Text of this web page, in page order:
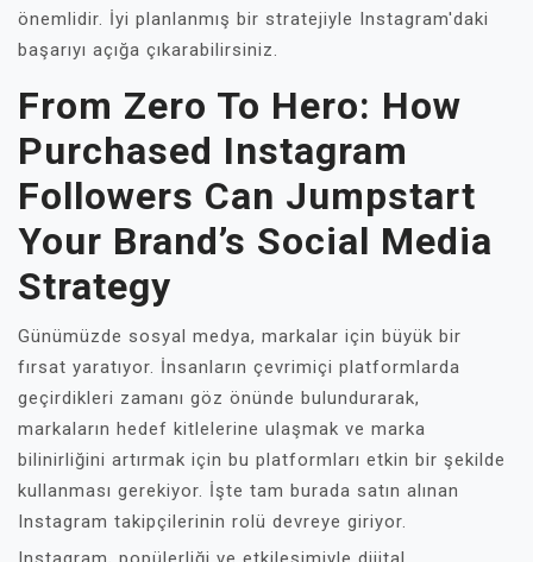
önemlidir. İyi planlanmış bir stratejiyle Instagram'daki
başarıyı açığa çıkarabilirsiniz.
From Zero To Hero: How
Purchased Instagram
Followers Can Jumpstart
Your Brand’s Social Media
Strategy
Günümüzde sosyal medya, markalar için büyük bir
fırsat yaratıyor. İnsanların çevrimiçi platformlarda
geçirdikleri zamanı göz önünde bulundurarak,
markaların hedef kitlelerine ulaşmak ve marka
bilinirliğini artırmak için bu platformları etkin bir şekilde
kullanması gerekiyor. İşte tam burada satın alınan
Instagram takipçilerinin rolü devreye giriyor.